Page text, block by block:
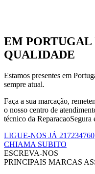
EM
QUALIDADE
Estamos presentes em
sempre atual.
Faça a sua marcação,
o nosso centro de
técnico da ReparacaoSegura
LIGUE-NOS JÁ 217234760
CHIAMA SUBITO
ESCREVA-NOS
PRINCIPAIS MARCAS